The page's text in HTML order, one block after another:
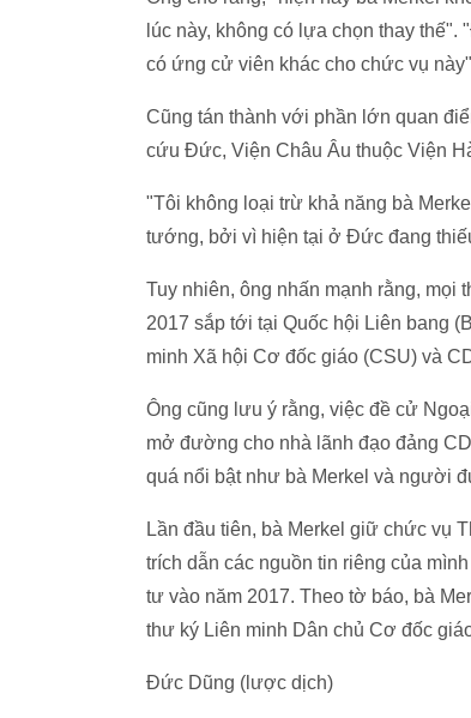
lúc này, không có lựa chọn thay
có ứng cử viên khác cho chức vụ
Cũng tán thành với phần lớn quan
cứu Đức, Viện Châu Âu thuộc Viện
"Tôi không loại trừ khả năng bà
tướng, bởi vì hiện tại ở Đức đang
Tuy nhiên, ông nhấn mạnh rằng, mọi
2017 sắp tới tại Quốc hội Liên bang
minh Xã hội Cơ đốc giáo (CSU) và
Ông cũng lưu ý rằng, việc đề cử
mở đường cho nhà lãnh đạo đảng
quá nổi bật như bà Merkel và người
Lần đầu tiên, bà Merkel giữ chức vụ
trích dẫn các nguồn tin riêng của
tư vào năm 2017. Theo tờ báo, bà
thư ký Liên minh Dân chủ Cơ đốc
Đức Dũng (lược dịch)